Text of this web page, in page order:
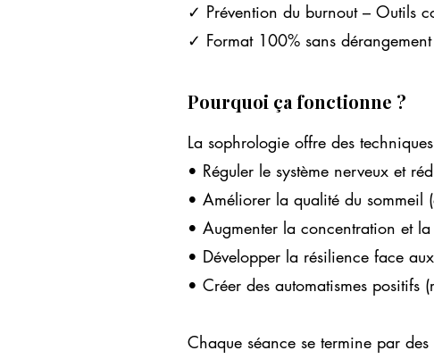
✓ Prévention du burnout – Outils
✓ Format 100% sans
Pourquoi ça fonctionne ?
La sophrologie offre des
• Réguler le système nerveux et
• Améliorer la qualité du sommeil
• Augmenter la concentration et
• Développer la résilience face
• Créer des automatismes positifs
Chaque séance se termine par